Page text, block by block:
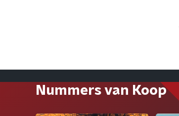
Nummers van Koop